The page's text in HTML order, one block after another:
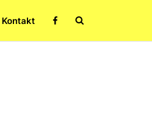
Kontakt
Search